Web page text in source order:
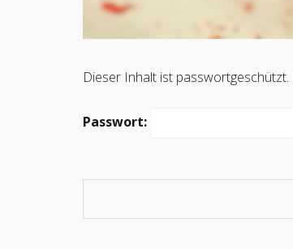
Dieser Inhalt ist
Passwort: